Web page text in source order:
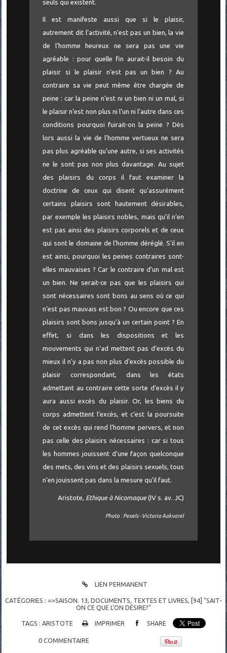
seuls qui existent.
Il est manifeste aussi que si le plaisir,
autrement dit l’activité, n’est pas un bien, la vie
de l’homme heureux ne sera pas une vie
agréable : pour quelle fin aurait-il besoin du
plaisir si le plaisir n’est pas un bien ? Au
contraire sa vie peut même être chargée de
peine : car la peine n’est ni un bien ni un mal, si
le plaisir n’est non plus ni l’un ni l’autre dans ces
conditions pourquoi fuirait-on la peine ? Dès
lors aussi la vie de l’homme vertueux ne sera
pas plus agréable qu’une autre, si ses activités
ne le sont pas non plus davantage. Au sujet
des plaisirs du corps il faut examiner la
doctrine de ceux qui disent qu’assurément
certains plaisirs sont hautement désirables,
par exemple les plaisirs nobles, mais qu’il n’en
est pas ainsi des plaisirs corporels et de ceux
qui sont le domaine de l’homme déréglé. S’il en
est ainsi, pourquoi les peines contraires sont-
elles mauvaises ? Car le contraire d’un mal est
un bien. Ne serait-ce pas que les plaisirs qui
sont nécessaires sont bons au sens où ce qui
n’est pas mauvais est bon ? Ou encore que ces
plaisirs sont bons jusqu’à un certain point ? En
effet, si dans les dispositions et les
mouvements qui n’ad mettent pas d’excès du
mieux il n’y a pas non plus d’excès possible du
plaisir correspondant, dans les états
admettant au contraire cette sorte d’excès il y
aura aussi excès du plaisir. Or, les biens du
corps admettent l’excès, et c’est la poursuite
de cet excès qui rend l’homme pervers, et non
pas celle des plaisirs nécessaires : car si tous
les hommes jouissent d’une façon quelconque
des mets, des vins et des plaisirs sexuels, tous
n’en jouissent pas dans la mesure qu’il faut.
Aristote, Ethique à Nicomaque(IV s. av. JC)
Photo : Pexels - Victoria Aakvarel
LIEN PERMANENT
CATÉGORIES : =>SAISON. 13, DOCUMENTS, TEXTES ET LIVRES, [94] "SAIT-
ON CE QUE L'ON DÉSIRE?"
TAGS : ARISTOTE IMPRIMER SHARE
0 COMMENTAIRE